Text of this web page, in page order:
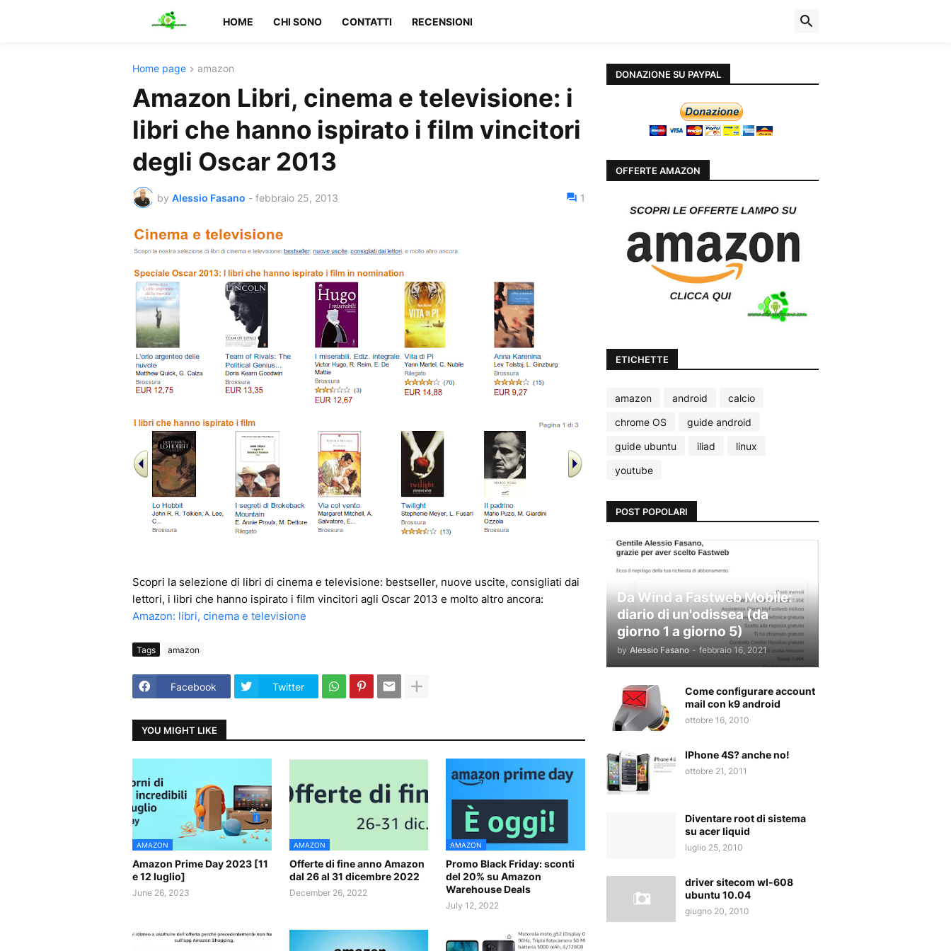
HOME CHI SONO CONTATTI RECENSIONI
Home page amazon
Amazon Libri, cinema e televisione: i
libri che hanno ispirato i film vincitori
degli Oscar 2013
by Alessio Fasano - febbraio 25, 2013 1
Scopri la selezione di libri di cinema e televisione: bestseller, nuove uscite, consigliati dai
lettori, i libri che hanno ispirato i film vincitori agli Oscar 2013 e molto altro ancora:
Amazon: libri, cinema e televisione
Tags amazon
Facebook Twitter
YOU MIGHT LIKE
AMAZON
Amazon Prime Day 2023 [11
e 12 luglio]
June 26, 2023
AMAZON
Offerte di fine anno Amazon
dal 26 al 31 dicembre 2022
December 26, 2022
AMAZON
Promo Black Friday: sconti
del 20% su Amazon
Warehouse Deals
July 12, 2022
DONAZIONE SU PAYPAL
OFFERTE AMAZON
ETICHETTE
amazon android
calcio
chrome OS
guide android
guide ubuntu
iliad
linux
youtube
POST POPOLARI
Da Wind a Fastweb Mobile:
diario di un'odissea (da
giorno 1 a giorno 5)
by Alessio Fasano - febbraio 16, 2021
Come configurare account
mail con k9 android
ottobre 16, 2010
IPhone 4S? anche no!
ottobre 21, 2011
Diventare root di sistema
su acer liquid
luglio 25, 2010
driver sitecom wl-608
ubuntu 10.04
giugno 20, 2010